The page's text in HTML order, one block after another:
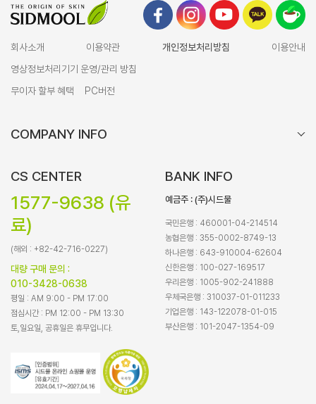
회사소개 이용약관 개인정보처리방침
이용안내
영상정보처리기기 운영/관리 방침
무이자 할부 혜택
PC버전
COMPANY INFO
CS CENTER
1577-9638 (유
료)
(해외 : +82-42-716-0227)
대량 구매 문의 :
010-3428-0638
평일 : AM 9:00 - PM 17:00
점심시간 : PM 12:00 - PM 13:30
토,일요일, 공휴일은 휴무입니다.
BANK INFO
예금주 : (주)시드물
국민은행 : 460001-04-214514
농협은행 : 355-0002-8749-13
하나은행 : 643-910004-62604
신한은행 : 100-027-169517
우리은행 : 1005-902-241888
우체국은행 : 310037-01-011233
기업은행 : 143-122078-01-015
부산은행 : 101-2047-1354-09